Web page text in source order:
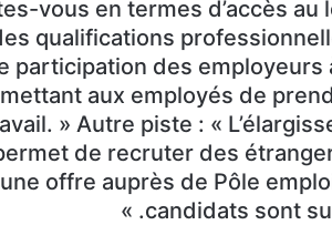
vous en termes d’accès
qualifications
participation des employeurs
aux employés de
» Autre piste : «
de recruter des
offre auprès de Pôle
candidats sont